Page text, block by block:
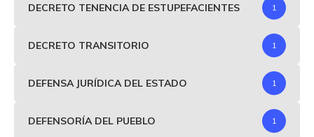
DECRETO TENENCIA DE ESTUPEFACIENTES 1
DECRETO TRANSITORIO 1
DEFENSA JURÍDICA DEL ESTADO 1
DEFENSORÍA DEL PUEBLO 1